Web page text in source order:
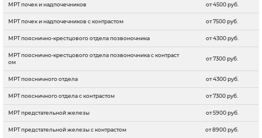
МРТ почек и надпочечников от 4500 руб.
МРТ почек и надпочечников с контрастом от 7500 руб.
МРТ пояснично-крестцового отдела позвоночника от 4300 руб.
МРТ пояснично-крестцового отдела позвоночника с контраст
ом
от 7300 руб.
МРТ поясничного отдела от 4300 руб.
МРТ поясничного отдела с контрастом от 7300 руб.
МРТ предстательной железы от 5900 руб.
МРТ предстательной железы с контрастом от 8900 руб.